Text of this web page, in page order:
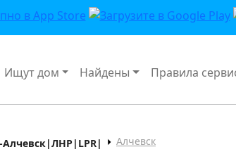
Ищут дом Найдены Правила
Алчевск